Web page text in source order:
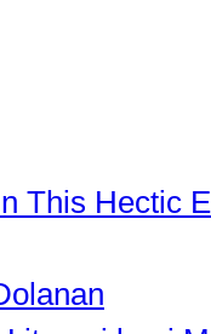
This Hectic